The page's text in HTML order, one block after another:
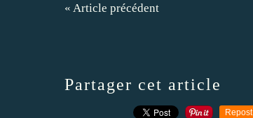
« Article précédent
Partager cet article
Repost